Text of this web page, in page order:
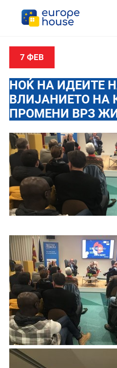
7 ФЕВ
НОЌ НА ИДЕИТЕ
ВЛИЈАНИЕТО НА
ПРОМЕНИ ВРЗ